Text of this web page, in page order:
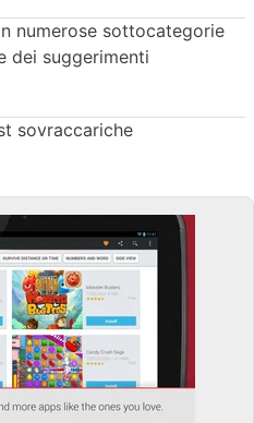
numerose sottocategorie
dei suggerimenti
sovraccariche